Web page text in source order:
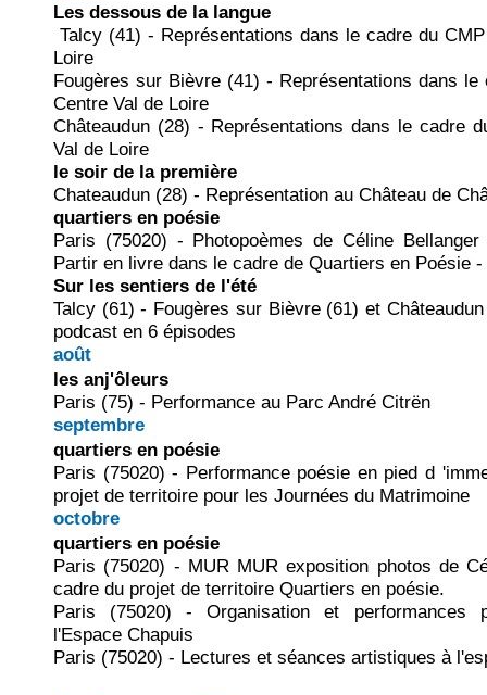
Les dessous de la langue
Talcy (41) - Représentations dans le cadre du
Loire
Fougères sur Bièvre (41) - Représentations dans
Centre Val de Loire
Châteaudun (28) - Représentations dans le cadre
Val de Loire
le soir de la première
Chateaudun (28) - Représentation au Château de
quartiers en poésie
Paris (75020) - Photopoèmes de Céline
Partir en livre dans le cadre de Quartiers en Poésie
Sur les sentiers de l'été
Talcy (61) - Fougères sur Bièvre (61) et
podcast en 6 épisodes
août
les anj'ôleurs
Paris (75) - Performance au Parc André Citrën
septembre
quartiers en poésie
Paris (75020) - Performance poésie en pied d
projet de territoire pour les Journées du Matrimoine
octobre
quartiers en poésie
Paris (75020) - MUR MUR exposition photos de
cadre du projet de territoire Quartiers en poésie.
Paris (75020) - Organisation et performances
l'Espace Chapuis
Paris (75020) - Lectures et séances artistiques à